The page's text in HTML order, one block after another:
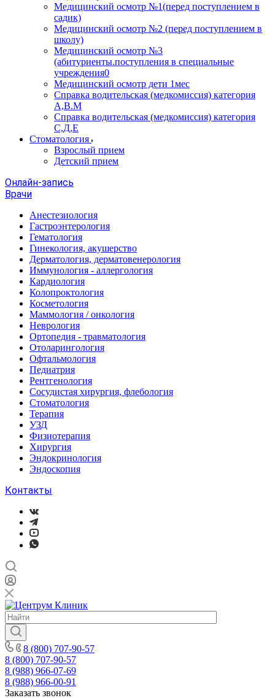
Медицинский осмотр №1(перед поступлением в
садик)
Медицинский осмотр №2 (перед поступлением в
школу)
Медицинский осмотр №3
(абитуриенты.поступления в специальные
учреждения0
Медицинский осмотр дети 1мес
Справка водительская (медкомиссия) категория
А,В.М
Справка водительская (медкомиссия) категория
С,Д,Е
Стоматология
Взрослый прием
Детский прием
Онлайн-запись
Врачи
Анестезиология
Гастроэнтерология
Гематология
Гинекология, акушерство
Дерматология, дерматовенерология
Иммунология - аллергология
Кардиология
Колопроктология
Косметология
Маммология / онкология
Неврология
Ортопедия - травматология
Отоларингология
Офтальмология
Педиатрия
Рентгенология
Сосудистая хирургия, флебология
Стоматология
Терапия
УЗД
Физиотерапия
Хирургия
Эндокринология
Эндоскопия
Контакты
8 (800) 707-90-57
8 (800) 707-90-57
8 (988) 966-07-69
8 (988) 966-00-91
Заказать звонок